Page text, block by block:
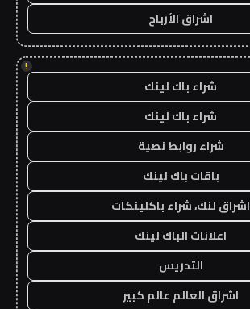
اشراق الأرباح
!
شراء باك لينك
شراء باك لينك
شراء روابط نصية
باقات باك لينك
اشراق لنك، شراء باكلينكات
اعلانات الباك لينك
التدريس
اشراق العالم عالم كبير